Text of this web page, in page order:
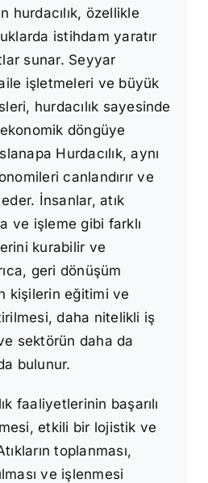
hurdacılık, özellikle
istihdam yaratır
sunar. Seyyar
işletmeleri ve büyük
hurdacılık sayesinde
döngüye
Hurdacılık, aynı
canlandırır ve
İnsanlar, atık
ve işleme gibi farklı
kurabilir ve
geri dönüşüm
kişilerin eğitimi ve
daha nitelikli iş
sektörün daha da
bulunur.
faaliyetlerinin başarılı
etkili bir lojistik ve
toplanması,
ve işlenmesi